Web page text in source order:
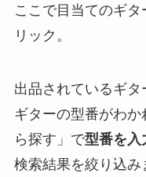
ここで目当てのギ
リック。
出品されているギタ
ギターの型番がわ
ら探す」で型番を入
検索結果を絞り込み